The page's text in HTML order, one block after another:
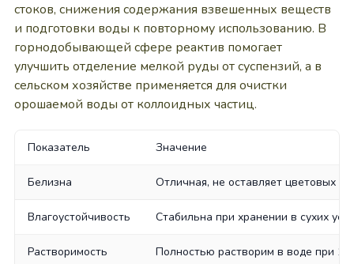
стоков, снижения содержания взвешенных веществ
и подготовки воды к повторному использованию. В
горнодобывающей сфере реактив помогает
улучшить отделение мелкой руды от суспензий, а в
сельском хозяйстве применяется для очистки
орошаемой воды от коллоидных частиц.
Показатель Значение
Белизна Отличная, не оставляет цветовых
Влагоустойчивость Стабильна при хранении в сухих
Растворимость Полностью растворим в воде при